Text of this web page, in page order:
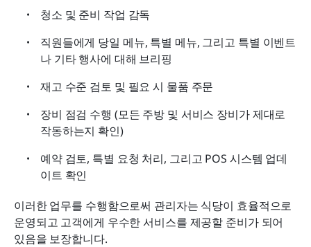
청소 및 준비 작업 감독
직원들에게 당일 메뉴, 특별 메뉴, 그리고 특별 이벤트
나 기타 행사에 대해 브리핑
재고 수준 검토 및 필요 시 물품 주문
장비 점검 수행 (모든 주방 및 서비스 장비가 제대로
작동하는지 확인)
예약 검토, 특별 요청 처리, 그리고 POS 시스템 업데
이트 확인
이러한 업무를 수행함으로써 관리자는 식당이 효율적으로
운영되고 고객에게 우수한 서비스를 제공할 준비가 되어
있음을 보장합니다.